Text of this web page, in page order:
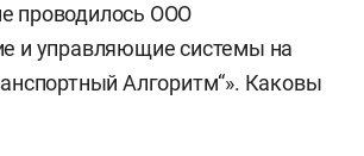
проводилось ООО
и управляющие системы на
Алгоритм“». Каковы